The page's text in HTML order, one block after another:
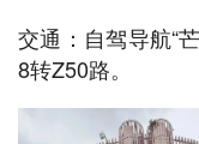
交通：自驾导航“
8转Z50路。